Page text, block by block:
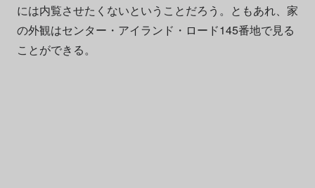
には内覧させたくないということだろう。ともあれ、家
の外観はセンター・アイランド・ロード145番地で見る
ことができる。